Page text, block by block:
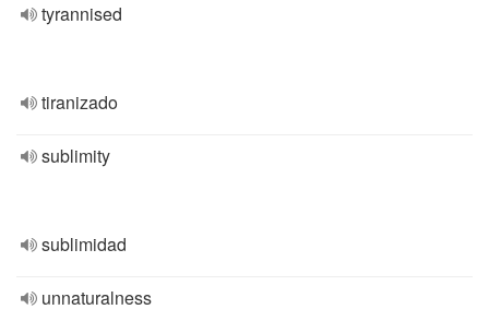
tyrannised
tiranizado
sublimity
sublimidad
unnaturalness